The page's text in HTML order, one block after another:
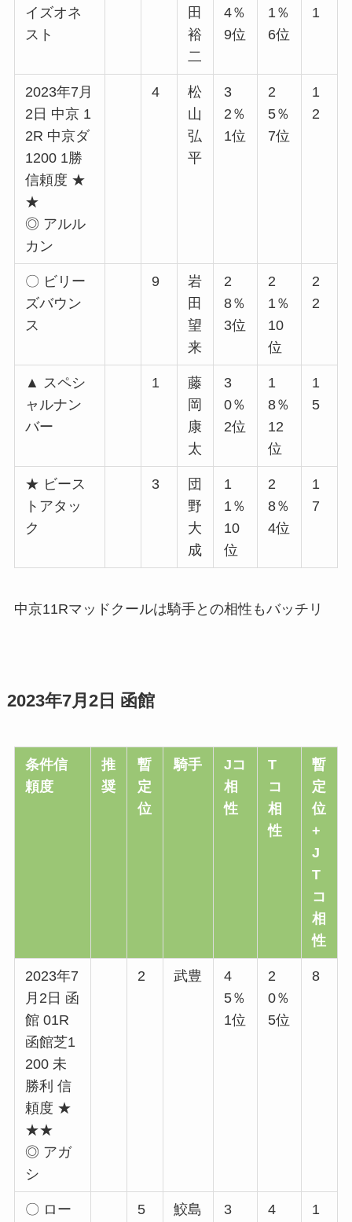
イズオネ
スト
田
裕
二
4％
9位
1％
6位
1
2023年7月
2日 中京 1
2R 中京ダ
1200 1勝
信頼度 ★
★
◎ アルル
カン
4
松
山
弘
平
3
2％
1位
2
5％
7位
1
2
〇 ビリー
ズバウン
ス
9
岩
田
望
来
2
8％
3位
2
1％
10
位
2
2
▲ スペシ
ャルナン
バー
1
藤
岡
康
太
3
0％
2位
1
8％
12
位
1
5
★ ビース
トアタッ
ク
3
団
野
大
成
1
1％
10
位
2
8％
4位
1
7
中京11Rマッドクールは騎手との相性もバッチリ
2023年7月2日 函館
条件信
頼度
推
奨
暫
定
位
騎手
Jコ
相
性
T
コ
相
性
暫
定
位
+
J
T
コ
相
性
2023年7
月2日 函
館 01R
函館芝1
200 未
勝利 信
頼度 ★
★★
◎ アガ
シ
2 武豊
4
5％
1位
2
0％
5位
8
〇 ロー
5
鮫島
3
4
1